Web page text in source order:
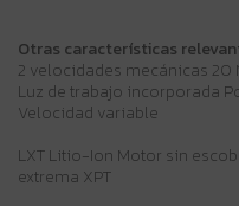
Otras características
2 velocidades mecánicas
Luz de trabajo incorporada
Velocidad variable
LXT Litio-Ion Motor sin
extrema XPT